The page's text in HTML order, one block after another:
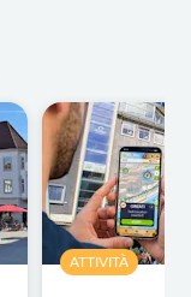
ATTIVITÀ